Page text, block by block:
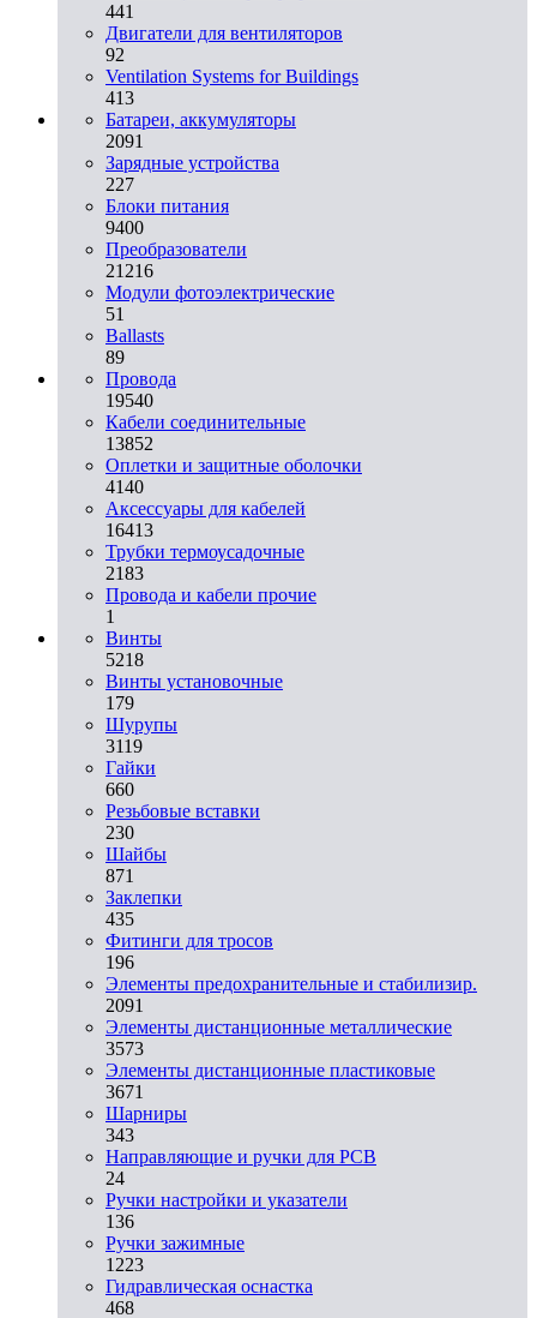
441
Двигатели для вентиляторов
92
Ventilation Systems for Buildings
413
Батареи, аккумуляторы
2091
Зарядные устройства
227
Блоки питания
9400
Преобразователи
21216
Модули фотоэлектрические
51
Ballasts
89
Провода
19540
Кабели соединительные
13852
Оплетки и защитные оболочки
4140
Аксессуары для кабелей
16413
Трубки термоусадочные
2183
Провода и кабели прочие
1
Винты
5218
Винты установочные
179
Шурупы
3119
Гайки
660
Резьбовые вставки
230
Шайбы
871
Заклепки
435
Фитинги для тросов
196
Элементы предохранительные и стабилизир.
2091
Элементы дистанционные металлические
3573
Элементы дистанционные пластиковые
3671
Шарниры
343
Направляющие и ручки для PCB
24
Ручки настройки и указатели
136
Ручки зажимные
1223
Гидравлическая оснастка
468